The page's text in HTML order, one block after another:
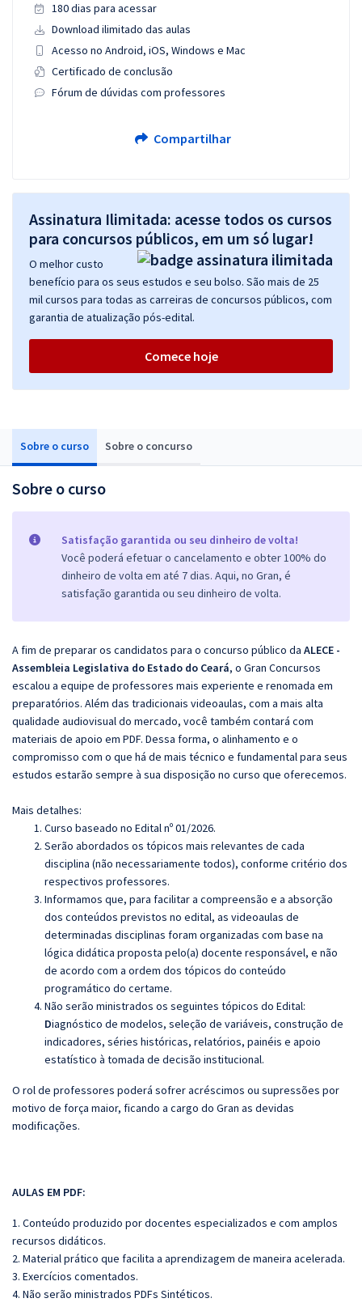
Sobre o curso Sobre o concurso
Sobre o curso
Satisfação garantida ou seu dinheiro de volta!
Você poderá efetuar o cancelamento e obter 100% do
dinheiro de volta em até 7 dias. Aqui, no Gran, é
satisfação garantida ou seu dinheiro de volta.
A fim de preparar os candidatos para o concurso público da ALECE -
Assembleia Legislativa do Estado do Ceará, o Gran Concursos
escalou a equipe de professores mais experiente e renomada em
preparatórios. Além das tradicionais videoaulas, com a mais alta
qualidade audiovisual do mercado, você também contará com
materiais de apoio em PDF. Dessa forma, o alinhamento e o
compromisso com o que há de mais técnico e fundamental para seus
estudos estarão sempre à sua disposição no curso que oferecemos.
Mais detalhes:
Curso baseado no Edital nº 01/2026.
Serão abordados os tópicos mais relevantes de cada
disciplina (não necessariamente todos), conforme critério dos
respectivos professores.
Informamos que, para facilitar a compreensão e a absorção
dos conteúdos previstos no edital, as videoaulas de
determinadas disciplinas foram organizadas com base na
lógica didática proposta pelo(a) docente responsável, e não
de acordo com a ordem dos tópicos do conteúdo
programático do certame.
Não serão ministrados os seguintes tópicos do Edital:
Diagnóstico de modelos, seleção de variáveis, construção de
indicadores, séries históricas, relatórios, painéis e apoio
estatístico à tomada de decisão institucional.
O rol de professores poderá sofrer acréscimos ou supressões por
motivo de força maior, ficando a cargo do Gran as devidas
modificações.
AULAS EM PDF:
1. Conteúdo produzido por docentes especializados e com amplos
recursos didáticos.
2. Material prático que facilita a aprendizagem de maneira acelerada.
3. Exercícios comentados.
4. Não serão ministrados PDFs Sintéticos.
180 dias para acessar
Download ilimitado das aulas
Acesso no Android, iOS, Windows e Mac
Certificado de conclusão
Fórum de dúvidas com professores
Compartilhar
Assinatura Ilimitada: acesse todos os cursos
para concursos públicos, em um só lugar!
O melhor custo
benefício para os seus estudos e seu bolso. São mais de 25
mil cursos para todas as carreiras de concursos públicos, com
garantia de atualização pós-edital.
Comece hoje